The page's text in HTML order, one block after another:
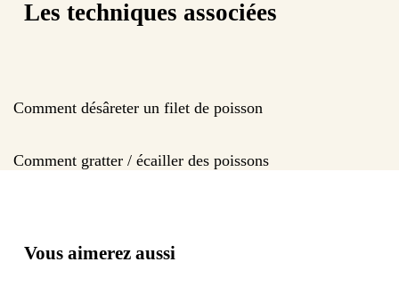
Les techniques associées
Comment désâreter un filet de poisson
Comment gratter / écailler des poissons
Vous aimerez aussi